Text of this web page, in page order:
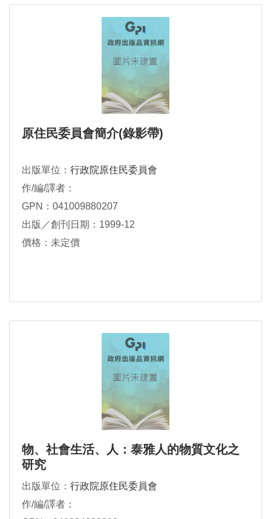
原住民委員會簡介(錄影帶)
出版單位： 行政院原住民委員會
作/編/譯者：
GPN：041009880207
出版／創刊日期：1999-12
價格：未定價
物、社會生活、人：泰雅人的物質文化之
研究
出版單位： 行政院原住民委員會
作/編/譯者：